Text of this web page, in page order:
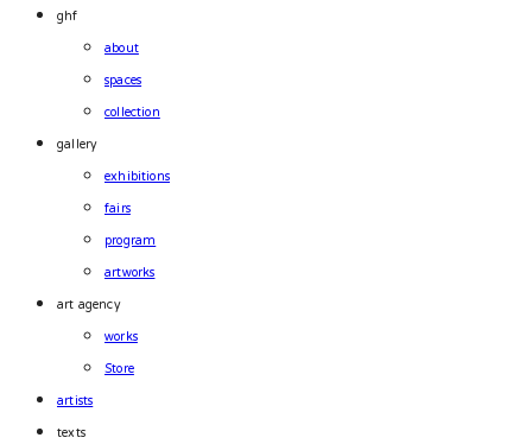
ghf
about
spaces
collection
gallery
exhibitions
fairs
program
artworks
art agency
works
Store
artists
texts